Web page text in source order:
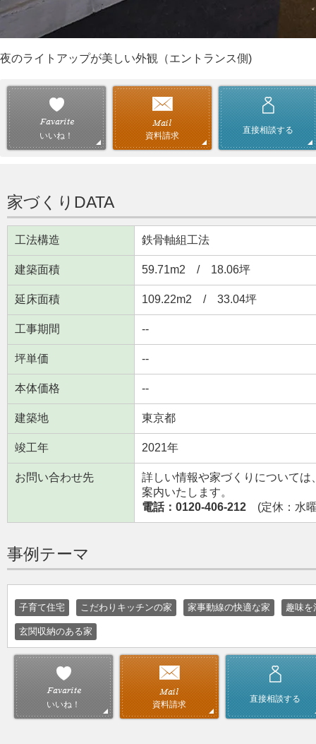
夜のライトアップが美しい外観（エントランス側)
いいね！ 資料請求
直接相談する
家づくりDATA
工法構造 鉄骨軸組工法
建築面積 59.71m2 / 18.06坪
延床面積 109.22m2 / 33.04坪
工事期間 --
坪単価 --
本体価格 --
建築地 東京都
竣工年 2021年
お問い合わせ先
詳しい情報や家づくりについて
案内いたします。
電話：0120-406-212 (定休：水
事例テーマ
子育て住宅 こだわりキッチンの家 家事動線の快適な家 趣味を
玄関収納のある家
いいね！ 資料請求
直接相談する